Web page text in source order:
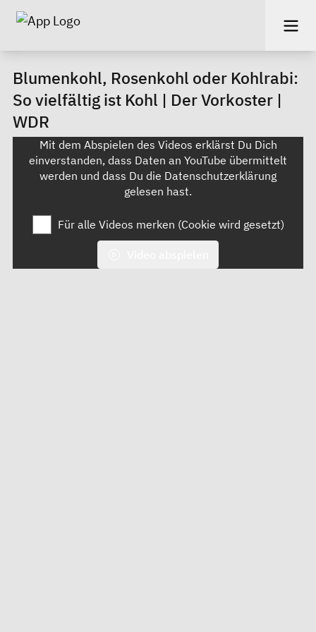
Blumenkohl, Rosenkohl oder Kohlrabi:
So vielfältig ist Kohl | Der Vorkoster |
WDR
Mit dem Abspielen des Videos erklärst Du Dich
einverstanden, dass Daten an YouTube übermittelt
werden und dass Du die Datenschutzerklärung
gelesen hast.
Für alle Videos merken (Cookie wird gesetzt)